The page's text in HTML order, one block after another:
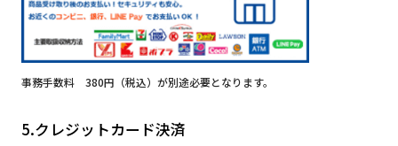
事務手数料 380円（税込）が別途必要となります。
5.クレジットカード決済